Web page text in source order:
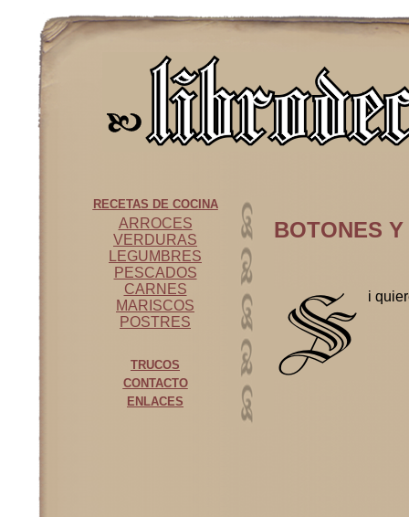
RECETAS DE COCINA
ARROCES
VERDURAS
LEGUMBRES
PESCADOS
CARNES
MARISCOS
POSTRES
TRUCOS
CONTACTO
ENLACES
BOTONES
i